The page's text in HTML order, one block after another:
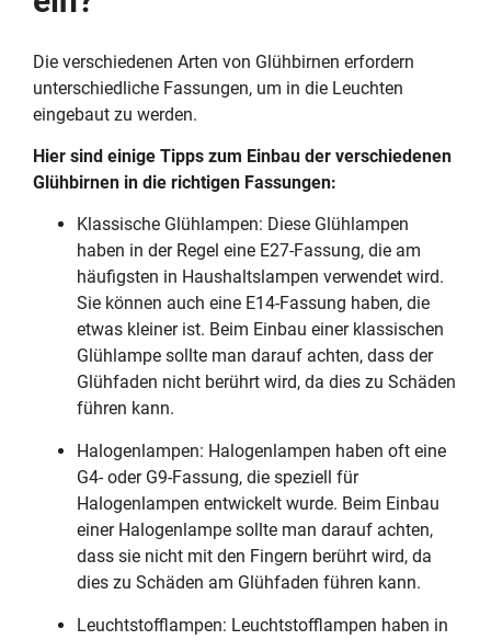
Die verschiedenen Arten von Glühbirnen erfordern
unterschiedliche Fassungen, um in die Leuchten
eingebaut zu werden.
Hier sind einige Tipps zum Einbau der verschiedenen
Glühbirnen in die richtigen Fassungen:
Klassische Glühlampen: Diese Glühlampen
haben in der Regel eine E27-Fassung, die am
häufigsten in Haushaltslampen verwendet wird.
Sie können auch eine E14-Fassung haben, die
etwas kleiner ist. Beim Einbau einer klassischen
Glühlampe sollte man darauf achten, dass der
Glühfaden nicht berührt wird, da dies zu Schäden
führen kann.
Halogenlampen: Halogenlampen haben oft eine
G4- oder G9-Fassung, die speziell für
Halogenlampen entwickelt wurde. Beim Einbau
einer Halogenlampe sollte man darauf achten,
dass sie nicht mit den Fingern berührt wird, da
dies zu Schäden am Glühfaden führen kann.
Leuchtstofflampen: Leuchtstofflampen haben in